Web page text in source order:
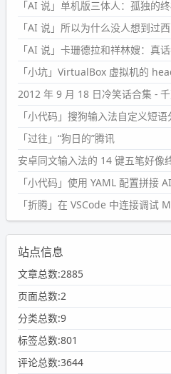
「AI 说」单机版三体人：孤独的
「AI 说」所以为什么没人想到过
「AI 说」卡珊德拉和祥林嫂：真
「小坑」VirtualBox 虚拟机的
2012 年 9 月 18 日冷笑话合集 -
「小代码」搜狗输入法自定义短
「过往」“狗日的”腾讯
安卓同文输入法的 14 键五笔好像
「小代码」使用 YAML 配置拼接
「折腾」在 VSCode 中连接调试
站点信息
文章总数:2885
页面总数:2
分类总数:9
标签总数:801
评论总数:3644